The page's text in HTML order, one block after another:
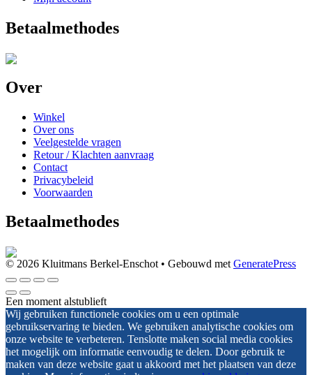
Betaalmethodes
Over
Winkel
Over ons
Veelgestelde vragen
Retour / Klachten aanvraag
Contact
Privacybeleid
Voorwaarden
Betaalmethodes
© 2026 Kluitmans Berkel-Enschot • Gebouwd met GeneratePress
Een moment alstublieft
Wij gebruiken functionele cookies om u een optimale
gebruikservaring te bieden. We gebruiken analytische cookies om
onze website te verbeteren. Tenslotte maken social media cookies
het mogelijk om informatie eenvoudig te delen. Door gebruik te
maken van deze website gaat u akkoord met het plaatsen van deze